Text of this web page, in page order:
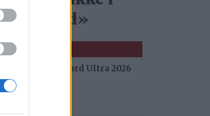
bakgård»
Stuggu Backyard Ultra 2026